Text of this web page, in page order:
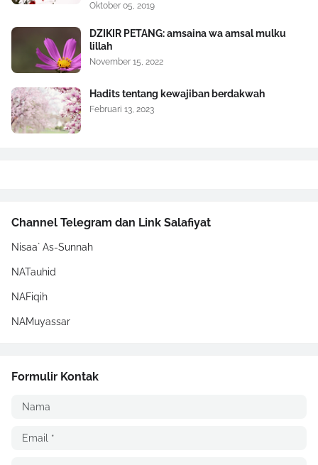
Oktober 05, 2019
DZIKIR PETANG: amsaina wa amsal mulku
lillah
November 15, 2022
Hadits tentang kewajiban berdakwah
Februari 13, 2023
Channel Telegram dan Link Salafiyat
Nisaa` As-Sunnah
NATauhid
NAFiqih
NAMuyassar
Formulir Kontak